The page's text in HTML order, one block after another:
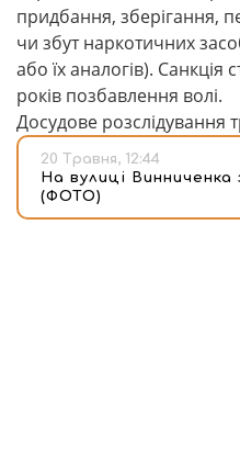
придбання, зберігання,
чи збут наркотичних
або їх аналогів). Санкція
років позбавлення волі.
Досудове розслідування
20 Травня, 12:44
На вулиці Винниченка
(ФОТО)